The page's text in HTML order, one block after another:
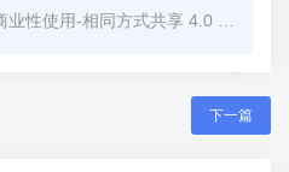
用-相同方式共享 4.0 国际 (CC BY-NC-SA 4.0)
下一篇